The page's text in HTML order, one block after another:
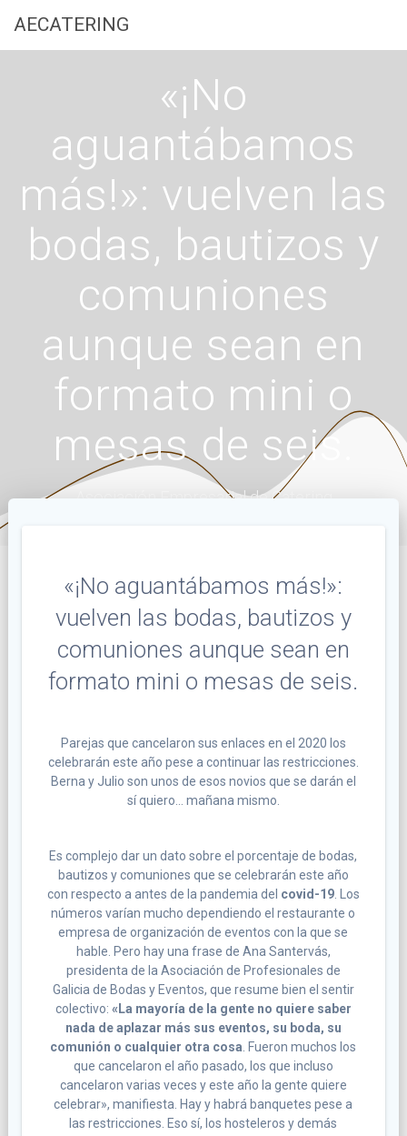
AECATERING
«¡No
aguantábamos
más!»: vuelven las
bodas, bautizos y
comuniones
aunque sean en
formato mini o
mesas de seis.
Asociación Empresarial de Catering
«¡No aguantábamos más!»:
vuelven las bodas, bautizos y
comuniones aunque sean en
formato mini o mesas de seis.
Parejas que cancelaron sus enlaces en el 2020 los
celebrarán este año pese a continuar las restricciones.
Berna y Julio son unos de esos novios que se darán el
sí quiero… mañana mismo.
Es complejo dar un dato sobre el porcentaje de bodas,
bautizos y comuniones que se celebrarán este año
con respecto a antes de la pandemia del covid-19. Los
números varían mucho dependiendo el restaurante o
empresa de organización de eventos con la que se
hable. Pero hay una frase de Ana Santervás,
presidenta de la Asociación de Profesionales de
Galicia de Bodas y Eventos, que resume bien el sentir
colectivo: «La mayoría de la gente no quiere saber
nada de aplazar más sus eventos, su boda, su
comunión o cualquier otra cosa . Fueron muchos los
que cancelaron el año pasado, los que incluso
cancelaron varias veces y este año la gente quiere
celebrar», manifiesta. Hay y habrá banquetes pese a
las restricciones. Eso sí, los hosteleros y demás